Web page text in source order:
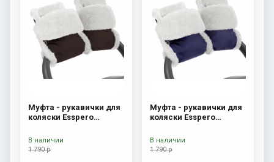
Муфта - рукавички для
коляски Esspero
шерсть) Chocolat
1 790 р
В наличии
Муфта - рукавички для
коляски Esspero
шерсть) Navy
1 790 р
В наличии